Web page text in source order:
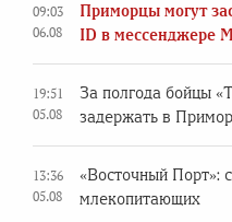
09:03
06.08
Приморцы могут
ID в мессенджере
19:51
05.08
За полгода бойцы
задержать в
13:36
05.08
«Восточный Порт»:
млекопитающих